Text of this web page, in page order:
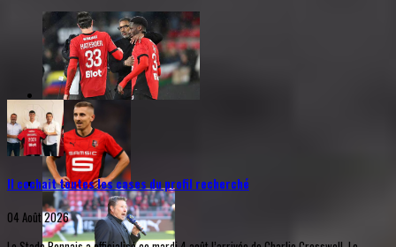
Il cochait toutes les cases du profil recherché
04 Août 2026